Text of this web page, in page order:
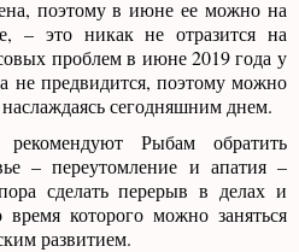
поэтому в июне ее можно на
– это никак не отразится на
проблем в июне 2019 года у
не предвидится, поэтому можно
сегодняшним днем.
Рыбам обратить
– переутомление и апатия –
сделать перерыв в делах и
которого можно заняться
развитием.